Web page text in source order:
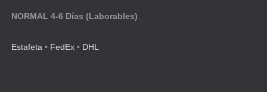
NORMAL 4-6 Días (Laborables)
Estafeta • FedEx • DHL